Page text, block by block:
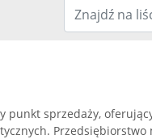
punkt sprzedaży,
Przedsiębiorstwo